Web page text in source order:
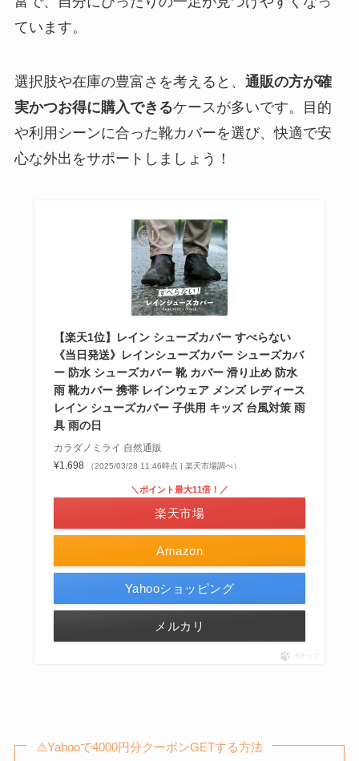
ています。
選択肢や在庫の豊富さを考えると、 通販の方が確
実かつお得に購入できるケースが多いです。目的
や利用シーンに合った靴カバーを選び、快適で安
心な外出をサポートしましょう！
【楽天1位】レイン シューズカバー すべらない
《当日発送》レインシューズカバー シューズカバ
ー 防水 シューズカバー 靴 カバー 滑り止め 防水
雨 靴カバー 携帯 レインウェア メンズ レディース
レイン シューズカバー 子供用 キッズ 台風対策 雨
具 雨の日
カラダノミライ 自然通販
¥1,698
（2025/03/28 11:46時点 | 楽天市場調べ）
Amazon
＼ポイント最大11倍！／
楽天市場
Yahooショッピング
メルカリ
ポチップ
⚠️Yahooで4000円分クーポンGETする方法